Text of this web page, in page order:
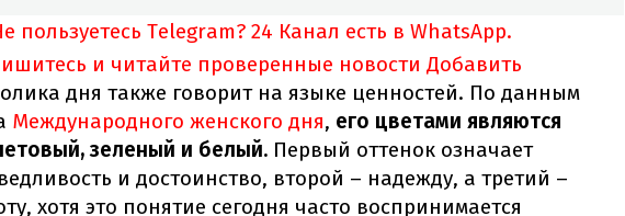
пользуетесь Telegram? 24 Канал есть в WhatsApp.
и читайте проверенные новости Добавить
дня также говорит на языке ценностей. По данным
Международного женского дня, его цветами являются
зеленый и белый. Первый оттенок означает
и достоинство, второй – надежду, а третий –
хотя это понятие сегодня часто воспринимается